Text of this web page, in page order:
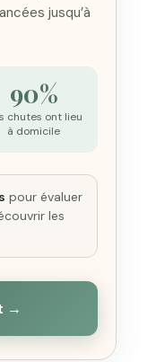
jusqu’à
90%
chutes ont lieu
à domicile
pour évaluer
les
→